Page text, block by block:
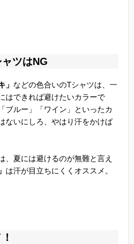
ツはNG
」 などの色合いのTシャツは、一
はできれば避けたいカラーで
ブルー」「ワイン」といったカ
ないにしろ、やはり汗をかけば
、夏には避けるのが無難と言え
は汗が目立ちにくくオススメ。